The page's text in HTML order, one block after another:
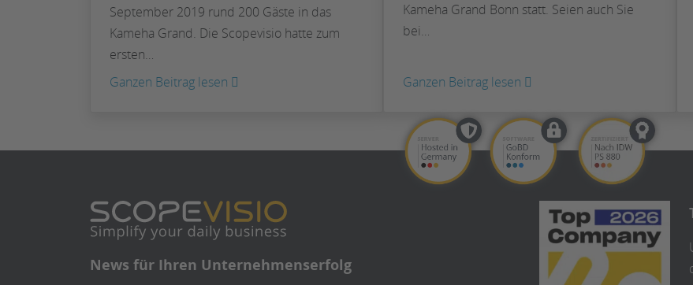
September 2019 rund 200 Gäste in das
Kameha Grand. Die Scopevisio hatte zum
ersten…
Ganzen Beitrag lesen
Kameha Grand Bonn statt. Seien auch Sie
bei…
Ganzen Beitrag lesen
Unternehmertag
2024
News für Ihren Unternehmenserfolg